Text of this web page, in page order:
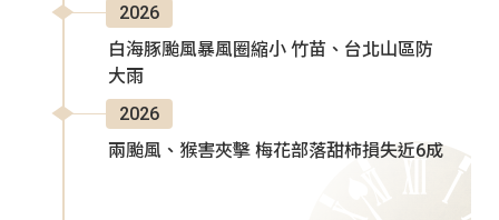
2026
白海豚颱風暴風圈縮小 竹苗、台北山區防
大雨
2026
兩颱風、猴害夾擊 梅花部落甜柿損失近6成